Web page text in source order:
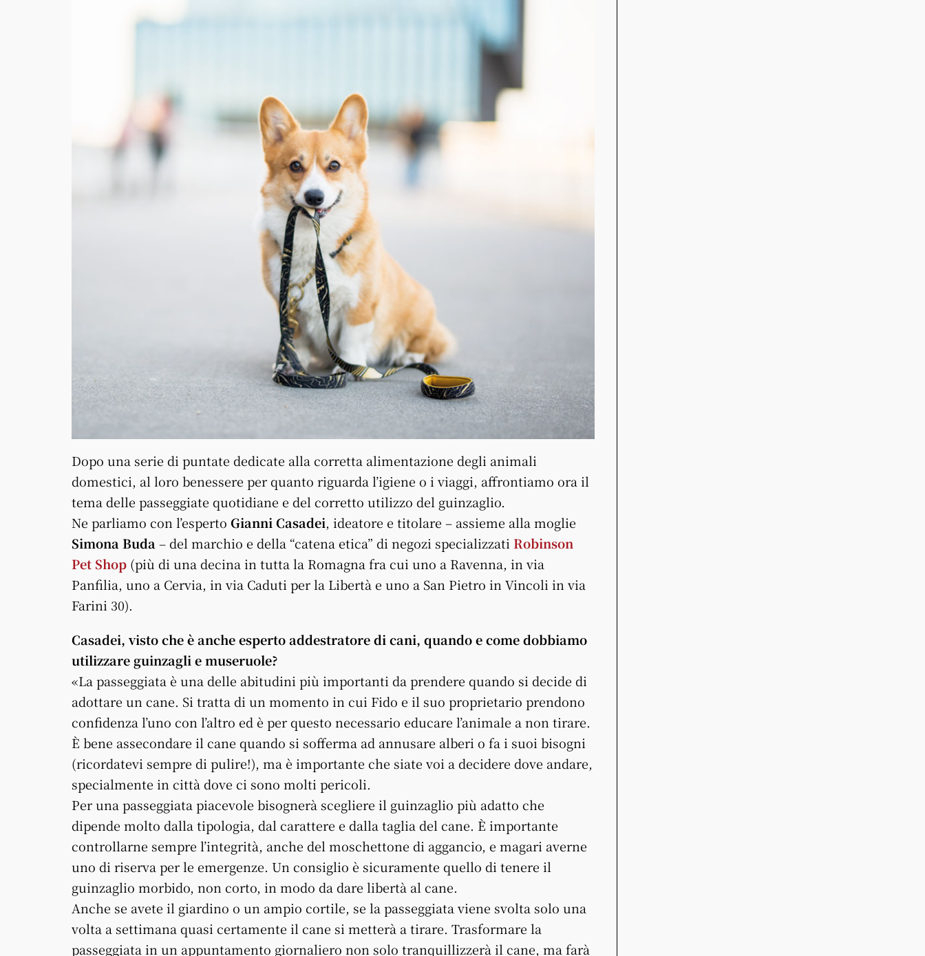
Dopo una serie di puntate dedicate alla corretta alimentazione degli animali
domestici, al loro benessere per quanto riguarda l’igiene o i viaggi, affrontiamo ora il
tema delle passeggiate quotidiane e del corretto utilizzo del guinzaglio.
Ne parliamo con l’esperto Gianni Casadei, ideatore e titolare – assieme alla moglie
Simona Buda – del marchio e della “catena etica” di negozi specializzati Robinson
Pet Shop (più di una decina in tutta la Romagna fra cui uno a Ravenna, in via
Panfilia, uno a Cervia, in via Caduti per la Libertà e uno a San Pietro in Vincoli in via
Farini 30).
Casadei, visto che è anche esperto addestratore di cani, quando e come dobbiamo
utilizzare guinzagli e museruole?
«La passeggiata è una delle abitudini più importanti da prendere quando si decide di
adottare un cane. Si tratta di un momento in cui Fido e il suo proprietario prendono
confidenza l’uno con l’altro ed è per questo necessario educare l’animale a non tirare.
È bene assecondare il cane quando si sofferma ad annusare alberi o fa i suoi bisogni
(ricordatevi sempre di pulire!), ma è importante che siate voi a decidere dove andare,
specialmente in città dove ci sono molti pericoli.
Per una passeggiata piacevole bisognerà scegliere il guinzaglio più adatto che
dipende molto dalla tipologia, dal carattere e dalla taglia del cane. È importante
controllarne sempre l’integrità, anche del moschettone di aggancio, e magari averne
uno di riserva per le emergenze. Un consiglio è sicuramente quello di tenere il
guinzaglio morbido, non corto, in modo da dare libertà al cane.
Anche se avete il giardino o un ampio cortile, se la passeggiata viene svolta solo una
volta a settimana quasi certamente il cane si metterà a tirare. Trasformare la
passeggiata in un appuntamento giornaliero non solo tranquillizzerà il cane, ma farà